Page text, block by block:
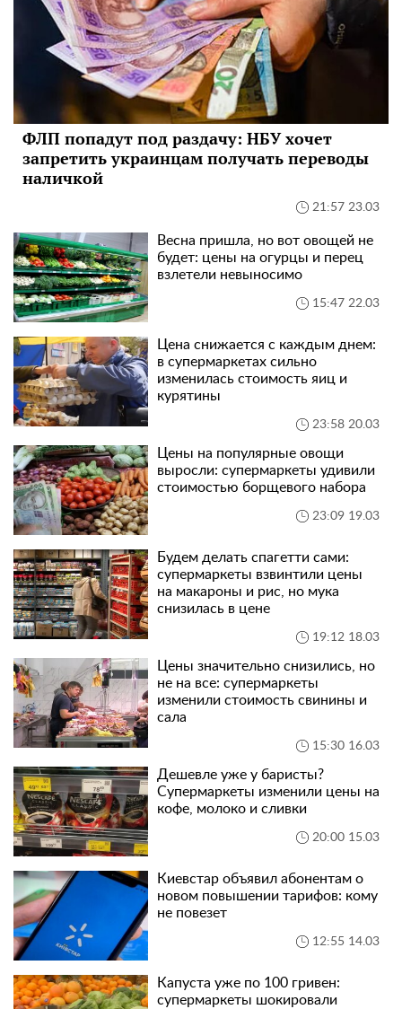
ФЛП попадут под раздачу: НБУ хочет
запретить украинцам получать переводы
наличкой
21:57 23.03
Весна пришла, но вот овощей не
будет: цены на огурцы и перец
взлетели невыносимо
15:47 22.03
Цена снижается с каждым днем:
в супермаркетах сильно
изменилась стоимость яиц и
курятины
23:58 20.03
Цены на популярные овощи
выросли: супермаркеты удивили
стоимостью борщевого набора
23:09 19.03
Будем делать спагетти сами:
супермаркеты взвинтили цены
на макароны и рис, но мука
снизилась в цене
19:12 18.03
Цены значительно снизились, но
не на все: супермаркеты
изменили стоимость свинины и
сала
15:30 16.03
Дешевле уже у баристы?
Супермаркеты изменили цены на
кофе, молоко и сливки
20:00 15.03
Киевстар объявил абонентам о
новом повышении тарифов: кому
не повезет
12:55 14.03
Капуста уже по 100 гривен:
супермаркеты шокировали